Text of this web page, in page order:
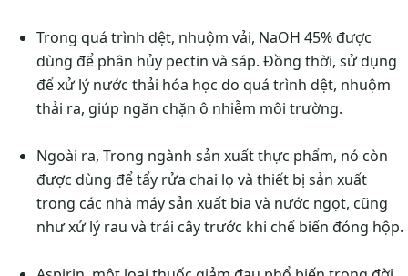
Trong quá trình dệt, nhuộm vải, NaOH 45% được
dùng để phân hủy pectin và sáp. Đồng thời, sử dụng
để xử lý nước thải hóa học do quá trình dệt, nhuộm
thải ra, giúp ngăn chặn ô nhiễm môi trường.
Ngoài ra, Trong ngành sản xuất thực phẩm, nó còn
được dùng để tẩy rửa chai lọ và thiết bị sản xuất
trong các nhà máy sản xuất bia và nước ngọt, cũng
như xử lý rau và trái cây trước khi chế biến đóng hộp.